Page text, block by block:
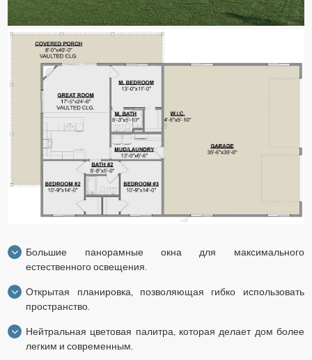
Большие панорамные окна для максимального
естественного освещения.
Открытая планировка, позволяющая гибко использовать
пространство.
Нейтральная цветовая палитра, которая делает дом более
легким и современным.